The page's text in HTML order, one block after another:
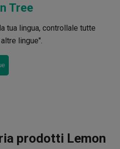
Tree
tua lingua, controllale tutte
lingue".
prodotti Lemon